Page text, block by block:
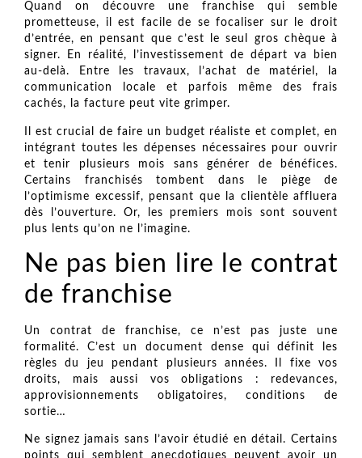
Quand on découvre une franchise qui semble
prometteuse, il est facile de se focaliser sur le droit
d’entrée, en pensant que c’est le seul gros chèque à
signer. En réalité, l’investissement de départ va bien
au-delà. Entre les travaux, l’achat de matériel, la
communication locale et parfois même des frais
cachés, la facture peut vite grimper.
Il est crucial de faire un budget réaliste et complet, en
intégrant toutes les dépenses nécessaires pour ouvrir
et tenir plusieurs mois sans générer de bénéfices.
Certains franchisés tombent dans le piège de
l’optimisme excessif, pensant que la clientèle affluera
dès l’ouverture. Or, les premiers mois sont souvent
plus lents qu’on ne l’imagine.
Ne pas bien lire le contrat
de franchise
Un contrat de franchise, ce n’est pas juste une
formalité. C’est un document dense qui définit les
règles du jeu pendant plusieurs années. Il fixe vos
droits, mais aussi vos obligations : redevances,
approvisionnements obligatoires, conditions de
sortie…
Ne signez jamais sans l’avoir étudié en détail. Certains